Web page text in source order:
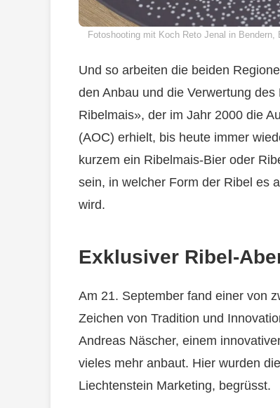
Fotoshooting mit Koch Reto Jenal in
Und so arbeiten die beiden
den Anbau und die Verwertung
Ribelmais», der im Jahr 2000 die
(AOC) erhielt, bis heute immer
kurzem ein Ribelmais-Bier oder
sein, in welcher Form der Ribel es
wird.
Exklusiver Ribel-
Am 21. September fand einer von
Zeichen von Tradition und
Andreas Näscher, einem
vieles mehr anbaut. Hier wurden
Liechtenstein Marketing, begrüsst.